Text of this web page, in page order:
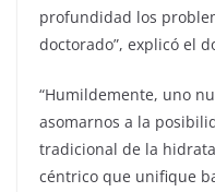
profundidad los
doctorado”, explicó el
“Humildemente, uno
asomarnos a la
tradicional de la
céntrico que unifique